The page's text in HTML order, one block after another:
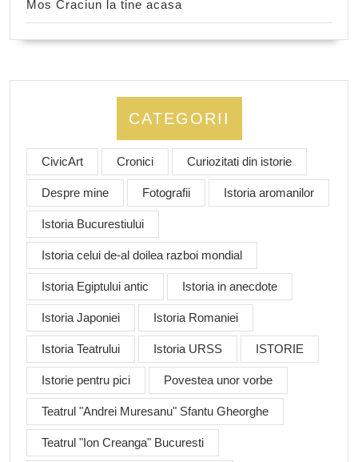
Mos Craciun la tine acasa
CATEGORII
CivicArt Cronici Curiozitati din istorie
Despre mine Fotografii Istoria aromanilor
Istoria Bucurestiului
Istoria celui de-al doilea razboi mondial
Istoria Egiptului antic Istoria in anecdote
Istoria Japoniei Istoria Romaniei
Istoria Teatrului Istoria URSS ISTORIE
Istorie pentru pici Povestea unor vorbe
Teatrul "Andrei Muresanu" Sfantu Gheorghe
Teatrul "Ion Creanga" Bucuresti